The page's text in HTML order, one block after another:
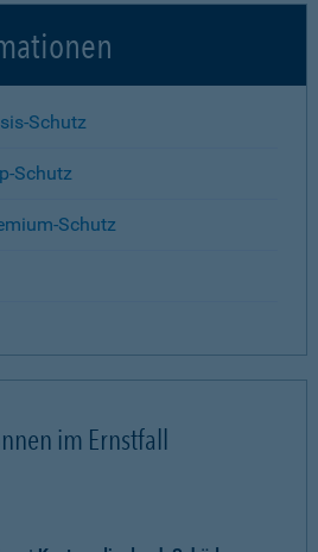
Schutz
Schutz
Schutz
im Ernstfall